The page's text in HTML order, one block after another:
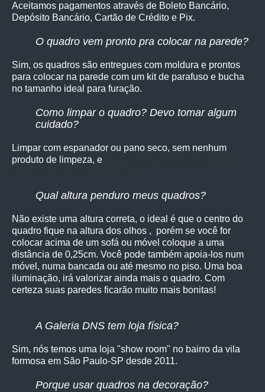
Aceitamos pagamentos através de Boleto Bancário,
Depósito Bancário, Cartão de Crédito e Pix.
O quadro vem pronto pra colocar na parede?
Sim, os quadros são entregues com moldura e prontos
para colocar na parede com um kit de parafuso e bucha
no tamanho ideal para furação.
Como limpar o quadro? Devo tomar algum
cuidado?
Limpar com espanador ou pano seco, sem nenhum
produto de limpeza, e
Qual altura penduro meus quadros?
Não existe uma altura correta, o ideal é que o centro do
quadro fique na altura dos olhos , porém se você for
colocar acima de um sofá ou móvel coloque a uma
distância de 0,25cm. Você pode também apoia-los num
móvel, numa bancada ou até mesmo no piso. Uma boa
iluminação, irá valorizar ainda mais o quadro. Com
certeza suas paredes ficarão muito mais bonitas!
A Galeria DNS tem loja física?
Sim, nós temos uma loja "show room" no bairro da vila
formosa em São Paulo-SP desde 2011.
Porque usar quadros na decoração?